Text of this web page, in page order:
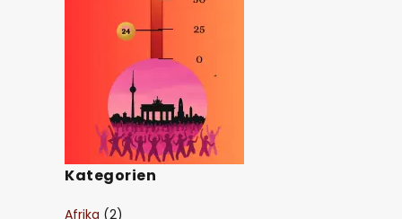
Kategorien
Afrika (2)